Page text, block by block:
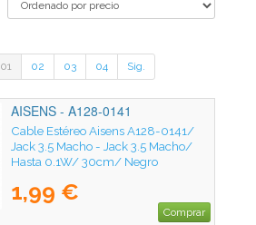
01 02 03 04 Sig.
AISENS - A128-0141
Cable Estéreo Aisens A128-0141/
Jack 3.5 Macho - Jack 3.5 Macho/
Hasta 0.1W/ 30cm/ Negro
1,99 €
Comprar